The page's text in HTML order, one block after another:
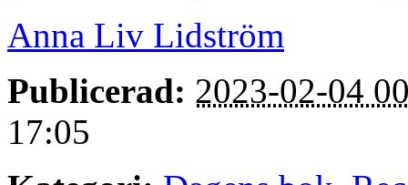
Anna Liv Lidström
Publicerad: 2023-02-04
17:05